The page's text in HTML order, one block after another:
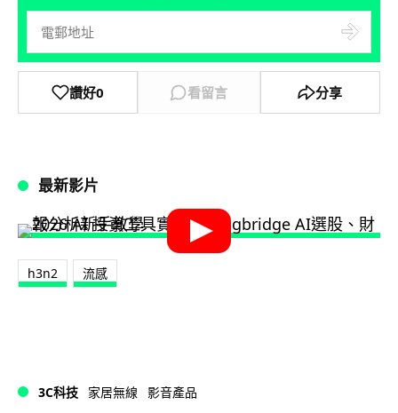
讚好0 看留言 分享
最新影片
h3n2 流感
3C科技 家居無線 影音產品